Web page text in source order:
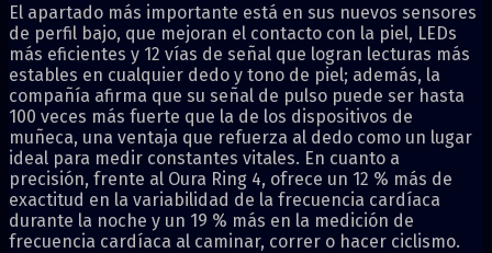
El apartado más importante está en sus nuevos sensores
de perfil bajo, que mejoran el contacto con la piel, LEDs
más eficientes y 12 vías de señal que logran lecturas más
estables en cualquier dedo y tono de piel; además, la
compañía afirma que su señal de pulso puede ser hasta
100 veces más fuerte que la de los dispositivos de
muñeca, una ventaja que refuerza al dedo como un lugar
ideal para medir constantes vitales. En cuanto a
precisión, frente al Oura Ring 4, ofrece un 12 % más de
exactitud en la variabilidad de la frecuencia cardíaca
durante la noche y un 19 % más en la medición de
frecuencia cardíaca al caminar, correr o hacer ciclismo.